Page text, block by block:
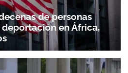
de personas
en África,